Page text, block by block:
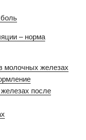
– норма
молочных железах
после